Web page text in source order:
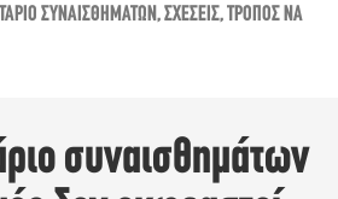
ΣΥΝΑΙΣΘΗΜΆΤΩΝ,ΣΧΈΣΕΙΣ,ΤΡΌΠΟΣ ΝΑ
συναισθημάτων